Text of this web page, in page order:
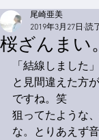
桜ざんまい。
尾崎亜美
2019年3月27日 読
「結線しました
と見間違えた方
ですね。笑
狙ってたような
な。とりあえず